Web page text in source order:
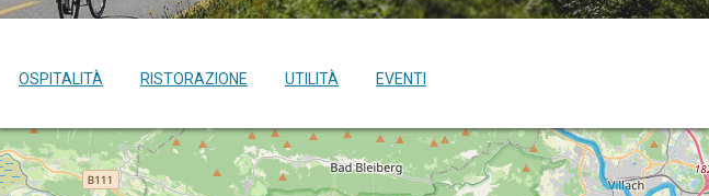
OSPITALITÀ RISTORAZIONE UTILITÀ EVENTI